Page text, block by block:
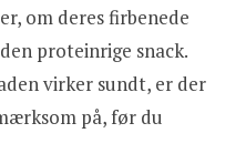
om deres firbenede
proteinrige snack.
virker sundt, er der
på, før du